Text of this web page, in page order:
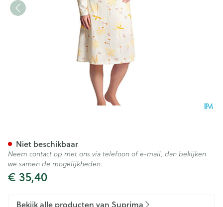
€ 35,40
Niet beschikbaar
Neem contact op met ons via telefoon of e-mail, dan bekijken
we samen de mogelijkheden.
Bekijk alle producten van Suprima